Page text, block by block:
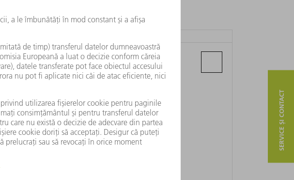
TRUMPF COLOMBIA SAS
Cra 13 No. 93-40, Piso 4
CO - Bogotá
SERVICE ȘI CONTACT